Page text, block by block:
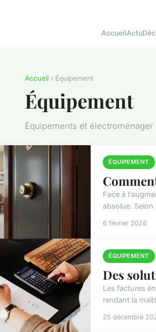
AccueilActu
Accueil › Équipement
Équipement
Équipements et électroménager
ÉQUIPEMENT
Face à
absolue.
6 février 2026
ÉQUIPEMENT
Des
Les factures
rendant la
25 décembre